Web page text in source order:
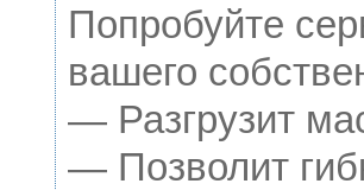
Попробуйте
вашего
— Разгрузит
— Позволит